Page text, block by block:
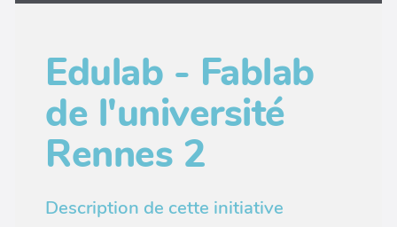
Edulab - Fablab
de l'université
Rennes 2
Description de cette initiative